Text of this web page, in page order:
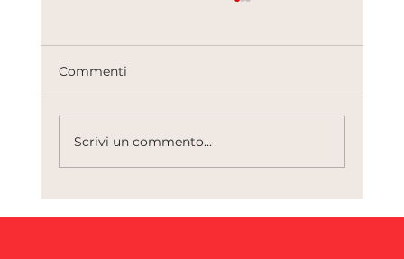
Commenti
Scrivi un commento...